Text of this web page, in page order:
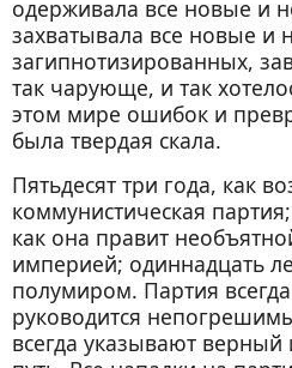
одерживала все новые и
захватывала все новые и
загипнотизированных,
так чарующе, и так
этом мире ошибок и
была твердая скала.
Пятьдесят три года, как
коммунистическая
как она правит
империей; одиннадцать
полумиром. Партия
руководится
всегда указывают